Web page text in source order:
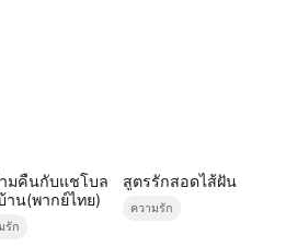
มคืนกับแชโบล
าน(พากย์ไทย)
รัก
สูตรรักสอดไส้ฝัน
ความรัก